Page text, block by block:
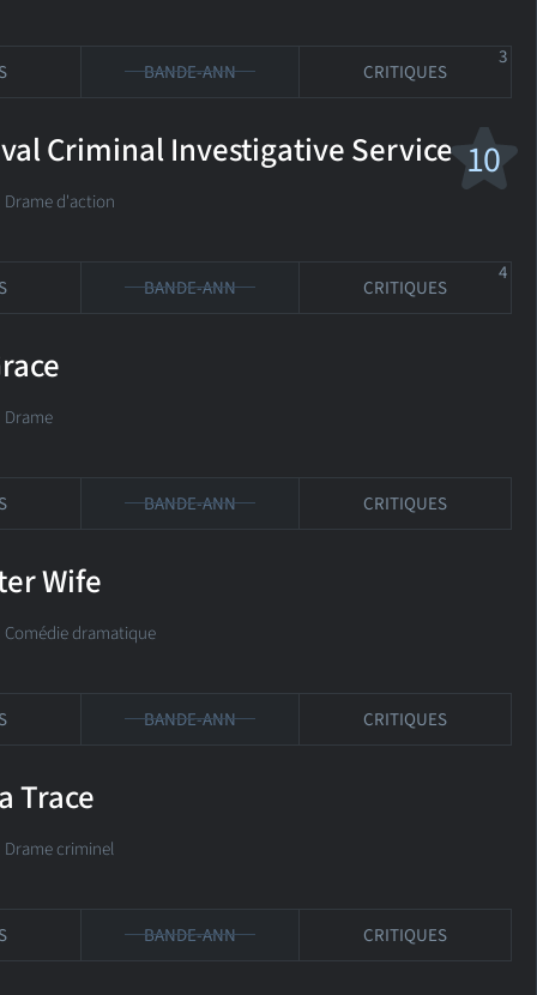
BANDE-ANN CRITIQUES
3
10
Criminal Investigative Service
Drame d'action
BANDE-ANN CRITIQUES
4
BANDE-ANN CRITIQUES
Wife
dramatique
BANDE-ANN CRITIQUES
Trace
criminel
BANDE-ANN CRITIQUES